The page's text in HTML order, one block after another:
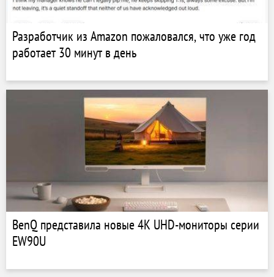
Разработчик из Amazon пожаловался, что уже год
работает 30 минут в день
BenQ представила новые 4K UHD-мониторы серии
EW90U